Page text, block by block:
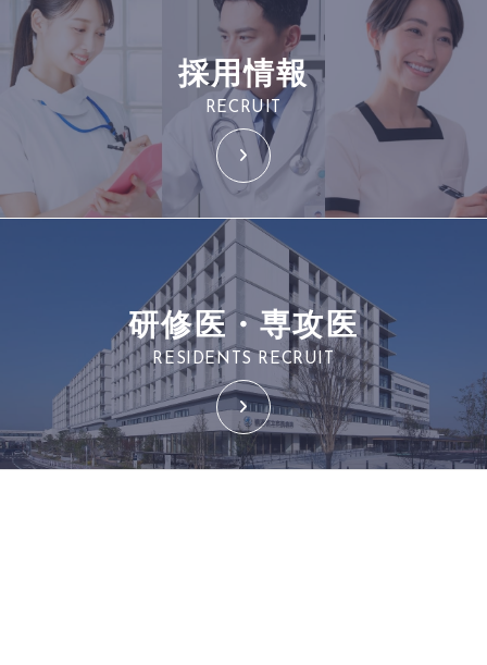
採用情報
RECRUIT
研修医・専攻医
RESIDENTS RECRUIT